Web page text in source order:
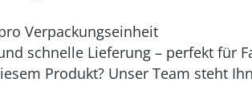
Verpackungseinheit
schnelle Lieferung – perfekt für
Produkt? Unser Team steht